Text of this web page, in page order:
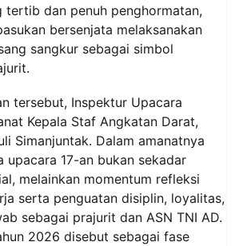
tertib dan penuh penghormatan,
bersenjata melaksanakan
sangkur sebagai simbol
tersebut, Inspektur Upacara
Kepala Staf Angkatan Darat,
Simanjuntak. Dalam amanatnya
upacara 17-an bukan sekadar
melainkan momentum refleksi
serta penguatan disiplin, loyalitas,
sebagai prajurit dan ASN TNI AD.
2026 disebut sebagai fase